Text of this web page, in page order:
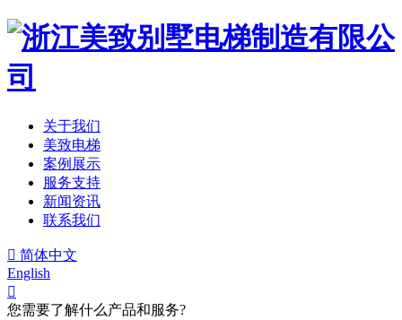
关于我们
美致电梯
案例展示
服务支持
新闻资讯
联系我们
 简体中文
English

您需要了解什么产品和服务?